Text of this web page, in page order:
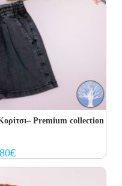
Premium collection
€Current
price
is: